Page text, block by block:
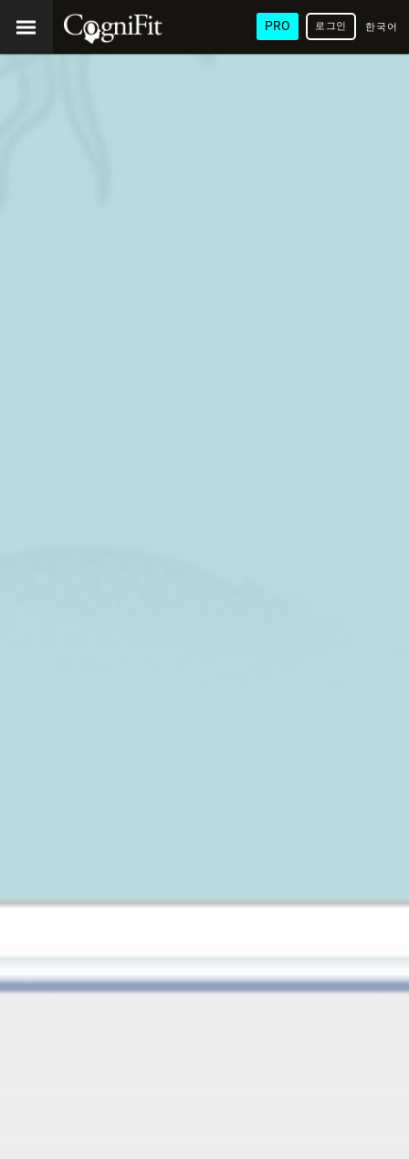
PRO 한국어
/ 韓國
로그인